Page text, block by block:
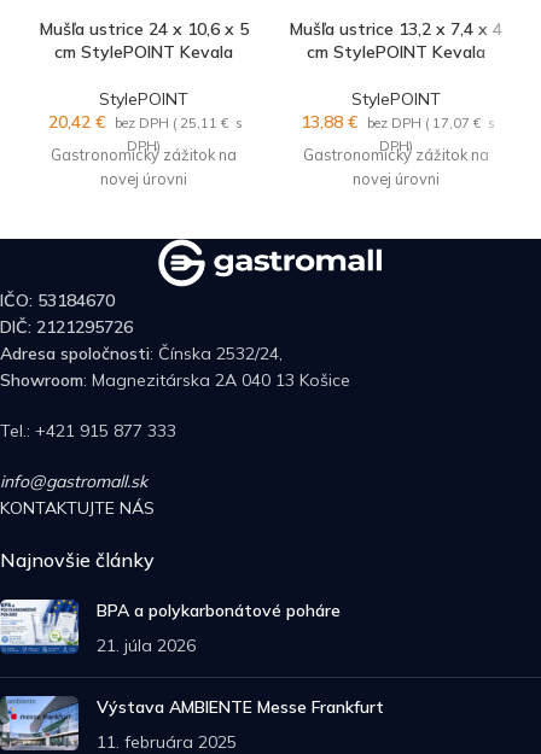
Mušľa ustrice 24 x 10,6 x 5
cm StylePOINT Kevala
StylePOINT
20,42€ bez DPH ( 25,11€ s
DPH)
Gastronomický zážitok na
novej úrovni
Mušľa ustrice 13,2 x 7,4 x 4
cm StylePOINT Kevala
StylePOINT
13,88€ bez DPH ( 17,07€ s
DPH)
Gastronomický zážitok na
novej úrovni
IČO: 53184670
DIČ: 2121295726
Adresa spoločnosti: Čínska 2532/24,
Showroom: Magnezitárska 2A 040 13 Košice
Tel.: +421 915 877 333
info@gastromall.sk
KONTAKTUJTE NÁS
Najnovšie články
BPA a polykarbonátové poháre
21. júla 2026
Výstava AMBIENTE Messe Frankfurt
11. februára 2025